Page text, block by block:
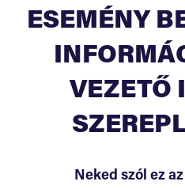
ESEMÉNY
VEZETŐ
Neked szól ez